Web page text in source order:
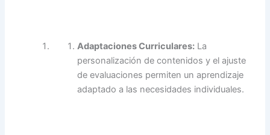
Adaptaciones Curriculares: La
personalización de contenidos y el ajuste
de evaluaciones permiten un aprendizaje
adaptado a las necesidades individuales.